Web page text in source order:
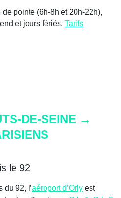
de pointe (6h-8h et 20h-22h),
et jours fériés. Tarifs
DE-SEINE →
le 92
du 92, l’aéroport d’Orly est